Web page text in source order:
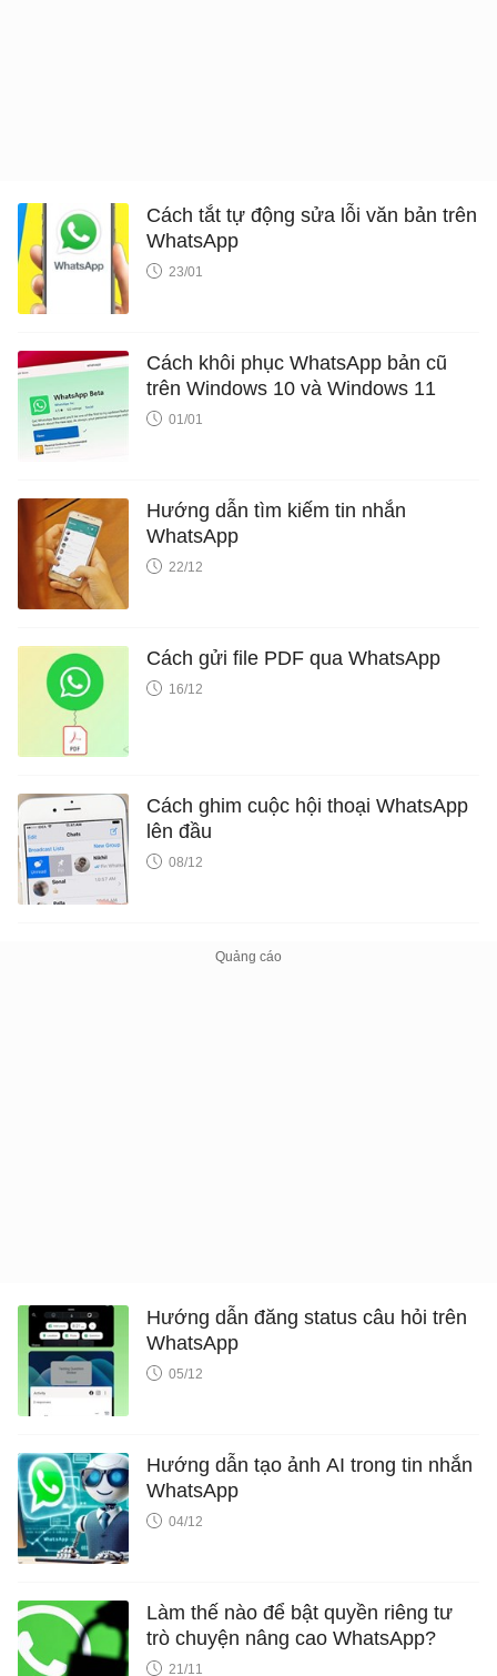
Cách tắt tự động sửa lỗi văn bản trên
WhatsApp
23/01
Cách khôi phục WhatsApp bản cũ
trên Windows 10 và Windows 11
01/01
Hướng dẫn tìm kiếm tin nhắn
WhatsApp
22/12
Cách gửi file PDF qua WhatsApp
16/12
Cách ghim cuộc hội thoại WhatsApp
lên đầu
08/12
Hướng dẫn đăng status câu hỏi trên
WhatsApp
05/12
Hướng dẫn tạo ảnh AI trong tin nhắn
WhatsApp
04/12
Làm thế nào để bật quyền riêng tư
trò chuyện nâng cao WhatsApp?
21/11